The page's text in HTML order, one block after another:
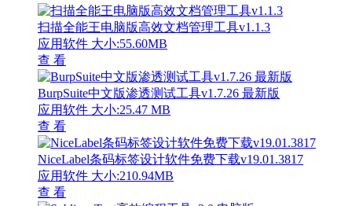
扫描全能王电脑版高效文档管理工具v1.1.3
应用软件 大小:55.60MB
查 看
BurpSuite中文版渗透测试工具v1.7.26 最新版
应用软件 大小:25.47 MB
查 看
NiceLabel条码标签设计软件免费下载v19.01.3817
应用软件 大小:210.94MB
查 看